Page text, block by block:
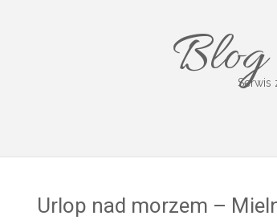
Blog
Serwis
Urlop nad morzem –